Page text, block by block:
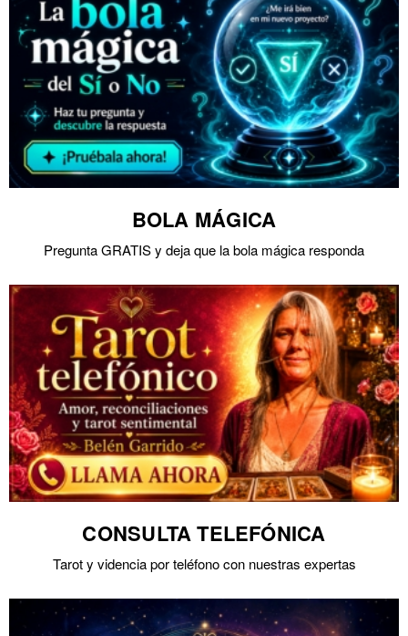
BOLA MÁGICA
Pregunta GRATIS y deja que la bola mágica responda
CONSULTA TELEFÓNICA
Tarot y videncia por teléfono con nuestras expertas